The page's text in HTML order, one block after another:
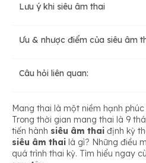
Siêu âm chi tiết tim thai
Mốc 1: Thai kỳ từ 11-12 tuần
Lưu ý khi siêu âm thai
Cần chuẩn bị gì trước khi siêu
Ưu & nhược điểm của siêu âm
Câu hỏi liên quan:
Mang thai là một niềm hạnh
Trong thời gian mang thai là 9
tiến hành siêu âm thai định kỳ
siêu âm thai là gì? Những điều
quá trình thai kỳ. Tìm hiểu ngay